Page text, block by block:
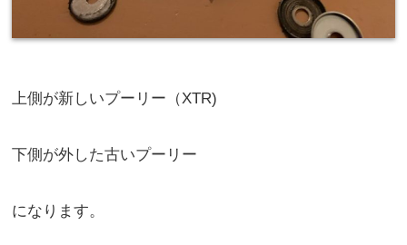
上側が新しいプーリー（XTR)
下側が外した古いプーリー
になります。